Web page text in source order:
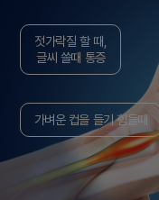
젓가락질 할 때,
글씨 쓸때 통증
가벼운 컵을 들기 힘들때